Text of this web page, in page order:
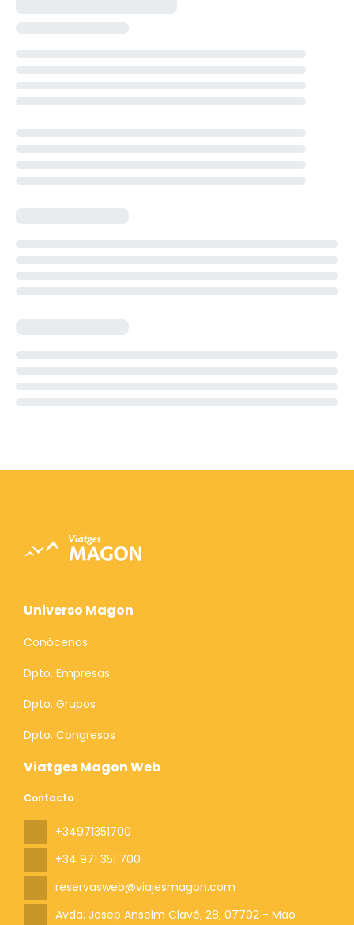
Viatges Magon Web
Contacto
+34971351700
+34 971 351 700
reservasweb@viajesmagon.com
Avda. Josep Anselm Clavé, 28, 07702 - Mao
Universo Magon
Conócenos
Dpto. Empresas
Dpto. Grupos
Dpto. Congresos